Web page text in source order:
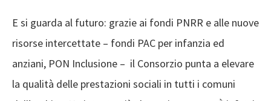
E si guarda al futuro: grazie ai fondi PNRR e alle nuove
risorse intercettate – fondi PAC per infanzia ed
anziani, PON Inclusione – il Consorzio punta a elevare
la qualità delle prestazioni sociali in tutti i comuni